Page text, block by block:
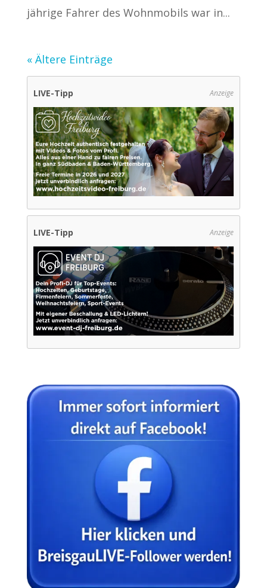
jährige Fahrer des Wohnmobils war in...
« Ältere Einträge
LIVE-Tipp Anzeige
LIVE-Tipp Anzeige